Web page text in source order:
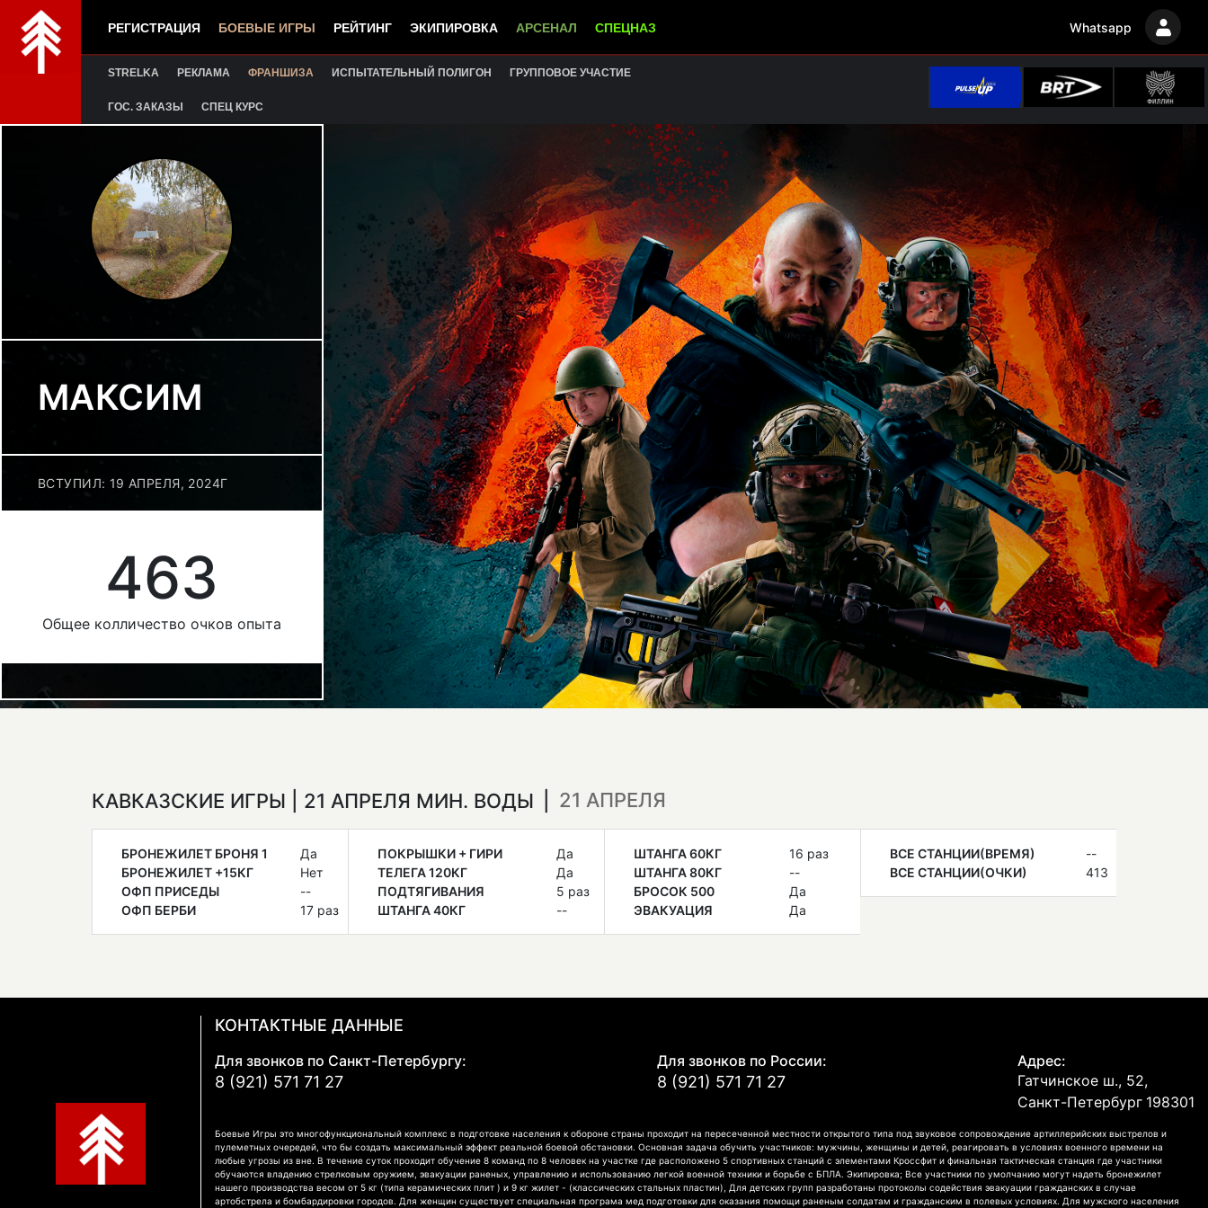
РЕГИСТРАЦИЯ БОЕВЫЕ ИГРЫ РЕЙТИНГ ЭКИПИРОВКА АРСЕНАЛ СПЕЦНАЗ Whatsapp
STRELKA РЕКЛАМА ФРАНШИЗА ИСПЫТАТЕЛЬНЫЙ ПОЛИГОН ГРУППОВОЕ УЧАСТИЕ
ГОС. ЗАКАЗЫ СПЕЦ КУРС
МАКСИМ
ВСТУПИЛ: 19 АПРЕЛЯ, 2024Г
463
Общее колличество очков опыта
КАВКАЗСКИЕ ИГРЫ | 21 АПРЕЛЯ МИН. ВОДЫ 21 АПРЕЛЯ
БРОНЕЖИЛЕТ БРОНЯ 1
Да
БРОНЕЖИЛЕТ +15КГ
Нет
ОФП ПРИСЕДЫ
--
ОФП БЕРБИ
17 раз
ПОКРЫШКИ + ГИРИ
Да
ТЕЛЕГА 120КГ
Да
ПОДТЯГИВАНИЯ
5 раз
ШТАНГА 40КГ
--
ШТАНГА 60КГ
16 раз
ШТАНГА 80КГ
--
БРОСОК 500
Да
ЭВАКУАЦИЯ
Да
ВСЕ СТАНЦИИ(ВРЕМЯ)
--
ВСЕ СТАНЦИИ(ОЧКИ)
413
КОНТАКТНЫЕ ДАННЫЕ
Для звонков по Санкт-Петербургу:
8 (921) 571 71 27
Для звонков по России:
8 (921) 571 71 27
Адрес:
Гатчинское ш., 52,
Санкт-Петербург 198301
Боевые Игры это многофункциональный комплекс в подготовке населения к обороне страны проходит на пересеченной местности открытого типа под звуковое сопровождение артиллерийских выстрелов и
пулеметных очередей, что бы создать максимальный эффект реальной боевой обстановки. Основная задача обучить участников: мужчины, женщины и детей, реагировать в условиях военного времени на
любые угрозы из вне. В течение суток проходит обучение 8 команд по 8 человек на участке где расположено 5 спортивных станций с элементами Кроссфит и финальная тактическая станция где участники
обучаются владению стрелковым оружием, эвакуации раненых, управлению и использованию легкой военной техники и борьбе с БПЛА. Экипировка; Все участники по умолчанию могут надеть бронежилет
нашего производства весом от 5 кг (типа керамических плит ) и 9 кг жилет - (классических стальных пластин), Для детских групп разработаны протоколы содействия эвакуации гражданских в случае
артобстрела и бомбардировки городов. Для женщин существует специальная програма мед подготовки для оказания помощи раненым солдатам и гражданским в полевых условиях. Для мужского населения